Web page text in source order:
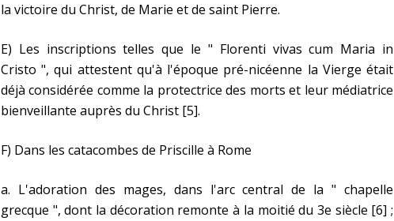
la victoire du Christ, de Marie et de saint Pierre.
E) Les inscriptions telles que le " Florenti vivas cum Maria in
Cristo ", qui attestent qu'à l'époque pré-nicéenne la Vierge était
déjà considérée comme la protectrice des morts et leur médiatrice
bienveillante auprès du Christ [5].
F) Dans les catacombes de Priscille à Rome
a. L'adoration des mages, dans l'arc central de la " chapelle
grecque ", dont la décoration remonte à la moitié du 3e siècle [6] ;